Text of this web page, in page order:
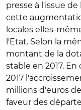
presse à l'issue de
cette
locales elles-
l'Etat. Selon la
montant de la
stable en 2017.
2017
millions d'euros
faveur des